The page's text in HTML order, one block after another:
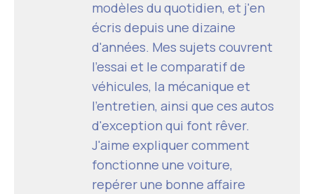
modèles du quotidien, et j'en
écris depuis une dizaine
d'années. Mes sujets couvrent
l'essai et le comparatif de
véhicules, la mécanique et
l'entretien, ainsi que ces autos
d'exception qui font rêver.
J'aime expliquer comment
fonctionne une voiture,
repérer une bonne affaire